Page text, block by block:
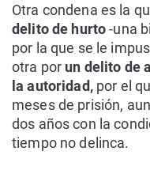
Otra condena es la
delito de hurto-una
por la que se le
otra por un delito de
la autoridad,por el
meses de prisión,
dos años con la
tiempo no delinca.